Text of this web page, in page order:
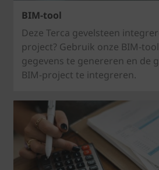
BIM-tool
Deze Terca gevelsteen
project? Gebruik onze BIM-
gegevens te genereren en de
BIM-project te integreren.